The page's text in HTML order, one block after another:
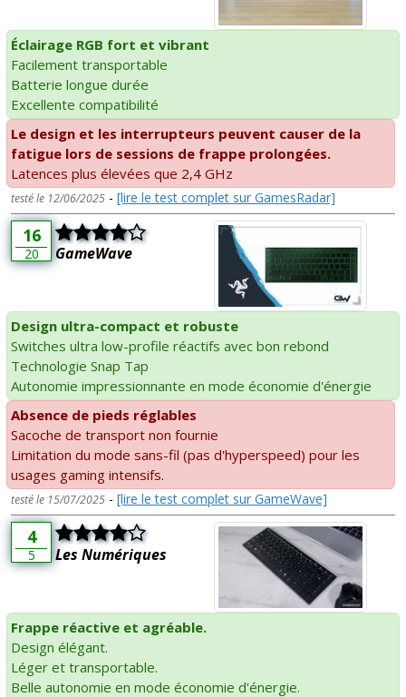
Éclairage RGB fort et vibrant
Facilement transportable
Batterie longue durée
Excellente compatibilité
Le design et les interrupteurs peuvent causer de la
fatigue lors de sessions de frappe prolongées.
Latences plus élevées que 2,4 GHz
testé le 12/06/2025 - [lire le test complet sur GamesRadar]
16
20 GameWave
Design ultra-compact et robuste
Switches ultra low-profile réactifs avec bon rebond
Technologie Snap Tap
Autonomie impressionnante en mode économie d'énergie
Absence de pieds réglables
Sacoche de transport non fournie
Limitation du mode sans-fil (pas d'hyperspeed) pour les
usages gaming intensifs.
testé le 15/07/2025 - [lire le test complet sur GameWave]
4
5 Les Numériques
Frappe réactive et agréable.
Design élégant.
Léger et transportable.
Belle autonomie en mode économie d'énergie.